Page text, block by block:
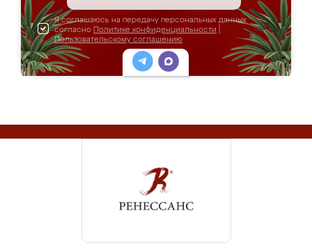
Я соглашаюсь на передачу персональных данных
согласно Политике конфиденциальности
Пользовательскому соглашению